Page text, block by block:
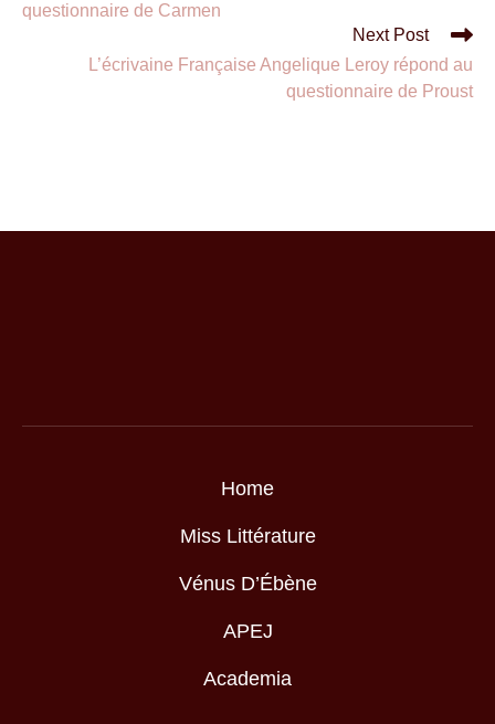
questionnaire de Carmen
Next Post
L’écrivaine Française Angelique Leroy répond au
questionnaire de Proust
Home
Miss Littérature
Vénus D’Ébène
APEJ
Academia